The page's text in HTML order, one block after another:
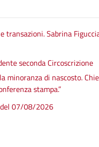
Sabrina
seconda Circoscrizione
minoranza di nascosto.
stampa.”
del 07/08/2026